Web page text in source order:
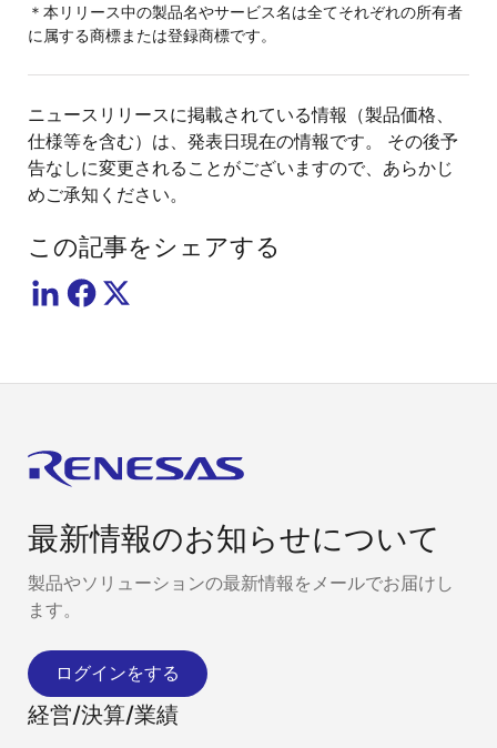
＊本リリース中の製品名やサービス名は全てそれぞれの所有者
に属する商標または登録商標です。
ニュースリリースに掲載されている情報（製品価格、
仕様等を含む）は、発表日現在の情報です。 その後予
告なしに変更されることがございますので、あらかじ
めご承知ください。
この記事をシェアする
最新情報のお知らせについて
製品やソリューションの最新情報をメールでお届けし
ます。
ログインをする
経営/決算/業績